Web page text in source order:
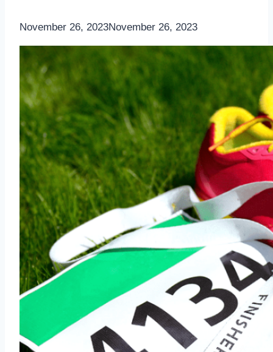
ByNicole
November 26, 2023November 26, 2023